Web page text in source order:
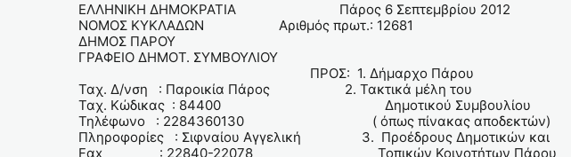
ΕΛΛΗΝΙΚΗ ΔΗΜΟΚΡΑΤΙΑ Πάρος 6 Σεπτεμβρίου 2012
ΝΟΜΟΣ ΚΥΚΛΑΔΩΝ Αριθμός πρωτ.: 12681
ΔΗΜΟΣ ΠΑΡΟΥ
ΓΡΑΦΕΙΟ ΔΗΜΟΤ. ΣΥΜΒΟΥΛΙΟΥ
ΠΡΟΣ: 1. Δήμαρχο Πάρου
Ταχ. Δ/νση : Παροικία Πάρος 2. Τακτικά μέλη του
Ταχ. Κώδικας : 84400 Δημοτικού Συμβουλίου
Τηλέφωνο : 2284360130 ( όπως πίνακας αποδεκτών)
Πληροφορίες : Σιφναίου Αγγελική 3. Προέδρους Δημοτικών και
Fαx : 22840-22078 Τοπικών Κοινοτήτων Πάρου